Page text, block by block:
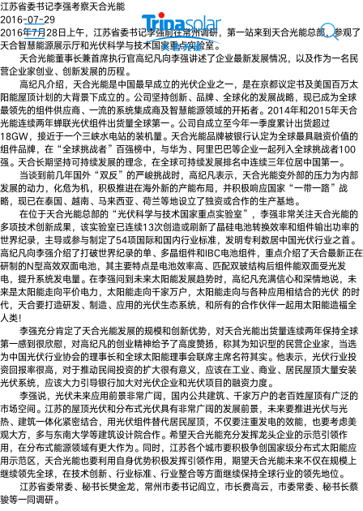
江苏省委书记李强考察天合光能
2016-07-29
2016年7月28日上午，江苏省委书记李强前往常州调研，第一站来到天合光能总部，参观了
天合智慧能源展示厅和光伏科学与技术国家重点实验室。
天合光能董事长兼首席执行官高纪凡向李强讲述了企业最新发展情况，以及作为一名民
营企业家创业、创新发展的历程。
高纪凡介绍，天合光能是中国最早成立的光伏企业之一，是在京都议定书及美国百万太
阳能屋顶计划的大背景下成立的。公司坚持创新、品牌、全球化的发展战略，现已成为全球
最领先的组件供应商、一流的系统集成商及智慧能源领域的开拓者。2014年和2015年天合
光能连续两年蝉联光伏组件出货量全球第一。公司自成立至今年一季度累计出货超过
18GW，接近于一个三峡水电站的装机量。天合光能品牌被银行认定为全球最具融资价值的
组件品牌，在“全球挑战者”百强榜中，与华为、阿里巴巴等企业一起列入全球挑战者100
强。天合长期坚持可持续发展的理念，在全球可持续发展排名中连续三年位居中国第一。
当谈到前几年国外“双反”的严峻挑战时，高纪凡表示，天合光能变外部的压力为内部
发展的动力，化危为机，积极推进在海外新的产能布局，并积极响应国家“一带一路”战
略，现已在泰国、越南、马来西亚、荷兰等地设立了独资或合作的生产基地。
在位于天合光能总部的“光伏科学与技术国家重点实验室”，李强非常关注天合光能的
多项技术创新成果，该实验室已连续13次创造或刷新了晶硅电池转换效率和组件输出功率的
世界纪录，主导或参与制定了54项国际和国内行业标准，发明专利数居中国光伏行业之首。
高纪凡向李强介绍了打破世界纪录的单、多晶组件和IBC电池组件，重点介绍了天合最新正在
研制的N型高效双面电池，其主要特点是电池效率高、匹配双玻结构后组件能双面受光发
电，提升系统发电量。在李强问到未来太阳能发展趋势时，高纪凡充满信心和深情地说，未
来是太阳能走向平价电力，太阳能走向千家万户，太阳能走向与各种应用相结合的光伏 的时
代，天合要打造研发、制造、应用的光伏生态系统，和所有的合作伙伴一起用太阳能造福全
人类！
李强充分肯定了天合光能发展的规模和创新优势，对天合光能出货量连续两年保持全球
第一感到很欣慰，对高纪凡的创业精神给予了高度赞扬，称其为知识型的民营企业家，当选
为中国光伏行业协会的理事长和全球太阳能理事会联席主席名符其实。他表示，光伏行业投
资回报率很高，对于推动民间投资的扩大很有意义，应该在工业、商业、居民屋顶大量安装
光伏系统，应该大力引导银行加大对光伏企业和光伏项目的融资力度。
李强说，光伏未来应用前景非常广阔，国内公共建筑、千家万户的老百姓屋顶有广泛的
市场空间。江苏的屋顶光伏和分布式光伏具有非常广阔的发展前景，未来要推进光伏与光
热、建筑一体化紧密结合，用光伏组件替代居民屋顶，不仅要注重发电的效能，也要考虑美
观大方，多与东南大学等建筑设计院合作。希望天合光能充分发挥龙头企业的示范引领作
用，在分布式能源领域有更大作为。同时，江苏各个城市要积极争创国家级分布式太阳能应
用示范区，天合光能也要利用自身优势积极发挥引领作用，期望天合光能未来不仅在规模上
继续领先全球，在技术创新、行业标准、行业整合等方面继续保持全球行业的领先地位。
江苏省委常委、秘书长樊金龙，常州市委书记阎立，市长费高云，市委常委、秘书长蔡
骏等一同调研。